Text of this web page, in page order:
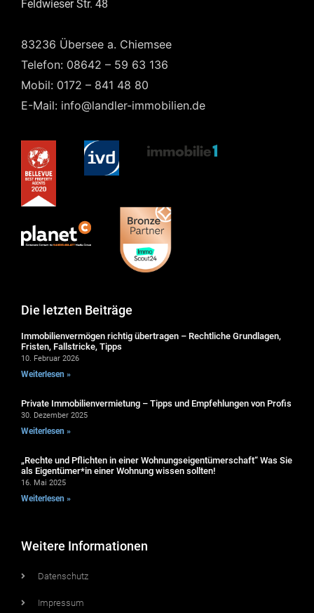
Feldwieser Str. 48
83236 Übersee a. Chiemsee
Telefon: 08642 – 59 63 136
Mobil: 0172 – 841 48 80
E-Mail: info@landler-immobilien.de
Die letzten Beiträge
Immobilienvermögen richtig übertragen – Rechtliche Grundlagen,
Fristen, Fallstricke, Tipps
10. Februar 2026
Weiterlesen »
Private Immobilienvermietung – Tipps und Empfehlungen von Profis
30. Dezember 2025
Weiterlesen »
„Rechte und Pflichten in einer Wohnungseigentümerschaft“ Was Sie
als Eigentümer*in einer Wohnung wissen sollten!
16. Mai 2025
Weiterlesen »
Weitere Informationen
Datenschutz
Impressum